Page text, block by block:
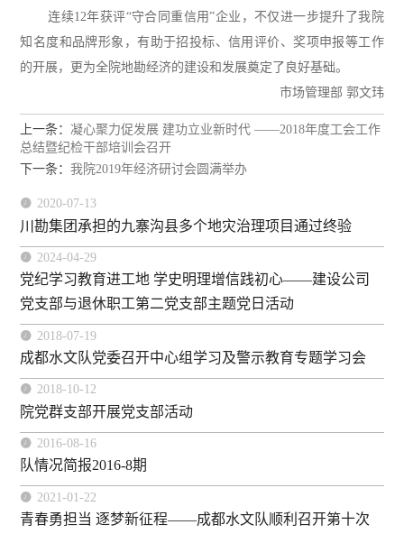
连续12年获评“守合同重信用”企业，不仅进一步提升了我院
知名度和品牌形象，有助于招投标、信用评价、奖项申报等工作
的开展，更为全院地勘经济的建设和发展奠定了良好基础。
市场管理部 郭文玮
上一条： 凝心聚力促发展 建功立业新时代 ——2018年度工会工作
总结暨纪检干部培训会召开
下一条：我院2019年经济研讨会圆满举办
 2020-07-13
川勘集团承担的九寨沟县多个地灾治理项目通过终验
 2024-04-29
党纪学习教育进工地 学史明理增信践初心——建设公司
党支部与退休职工第二党支部主题党日活动
 2018-07-19
成都水文队党委召开中心组学习及警示教育专题学习会
 2018-10-12
院党群支部开展党支部活动
 2016-08-16
队情况简报2016-8期
 2021-01-22
青春勇担当 逐梦新征程——成都水文队顺利召开第十次